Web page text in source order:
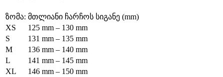
ზომა: მთლიანი ჩარჩოს სიგანე (mm)
XS
125 mm – 130 mm
S
131 mm – 135 mm
M
136 mm – 140 mm
L
141 mm – 145 mm
XL
146 mm – 150 mm